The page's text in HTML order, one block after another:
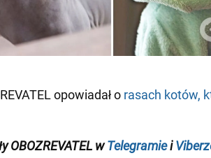
opowiadał o rasach kotów,
OBOZREVATEL w Telegramiei